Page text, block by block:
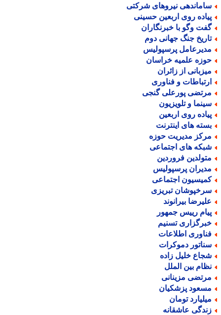
نیروهای شرکتی
روی اربعین حسینی
وگو با خبرنگاران
جنگ جهانی دوم
پرسپولیس
علمیه خراسان
از زائران
و فناوری
پورعلی گنجی
و تلویزیون
روی اربعین
های اینترنت
مدیریت حوزه
های اجتماعی
فروردین
پرسپولیس
اجتماعی
تبریزی
بیرانوند
رییس جمهور
تسنیم
اطلاعات
دموکرات
خلیل زاده
بین الملل
مزینانی
پزشکیان
تومان
عاشقانه